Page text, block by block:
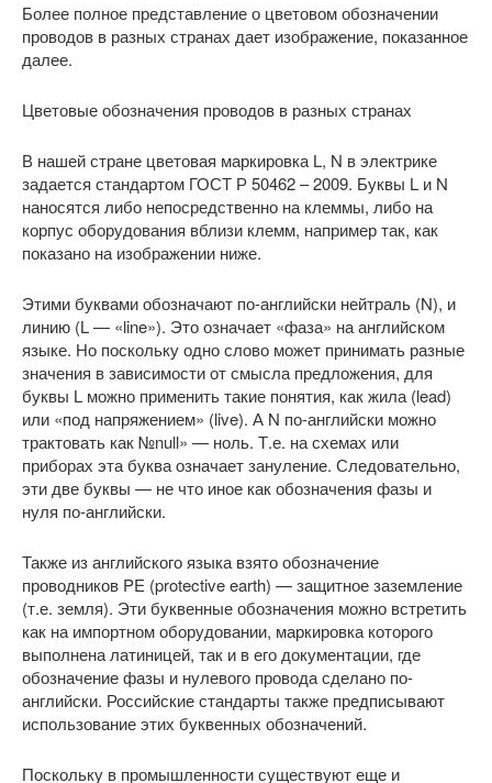
Более полное представление о цветовом обозначении
проводов в разных странах дает изображение, показанное
далее.
Цветовые обозначения проводов в разных странах
В нашей стране цветовая маркировка L, N в электрике
задается стандартом ГОСТ Р 50462 – 2009. Буквы L и N
наносятся либо непосредственно на клеммы, либо на
корпус оборудования вблизи клемм, например так, как
показано на изображении ниже.
Этими буквами обозначают по-английски нейтраль (N), и
линию (L — «line»). Это означает «фаза» на английском
языке. Но поскольку одно слово может принимать разные
значения в зависимости от смысла предложения, для
буквы L можно применить такие понятия, как жила (lead)
или «под напряжением» (live). А N по-английски можно
трактовать как №null» — ноль. Т.е. на схемах или
приборах эта буква означает зануление. Следовательно,
эти две буквы — не что иное как обозначения фазы и
нуля по-английски.
Также из английского языка взято обозначение
проводников PE (protective earth) — защитное заземление
(т.е. земля). Эти буквенные обозначения можно встретить
как на импортном оборудовании, маркировка которого
выполнена латиницей, так и в его документации, где
обозначение фазы и нулевого провода сделано по-
английски. Российские стандарты также предписывают
использование этих буквенных обозначений.
Поскольку в промышленности существуют еще и